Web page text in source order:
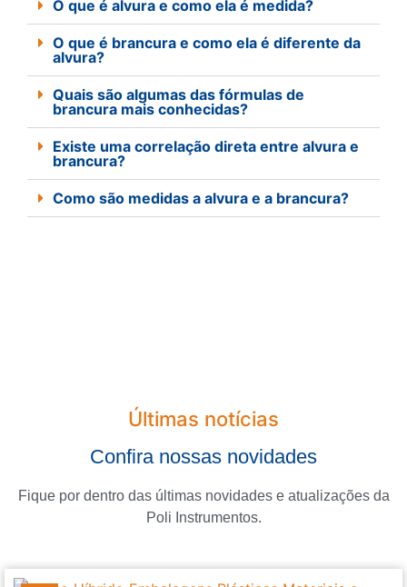
O que é alvura e como ela é medida?
O que é brancura e como ela é diferente da
alvura?
Quais são algumas das fórmulas de
brancura mais conhecidas?
Existe uma correlação direta entre alvura e
brancura?
Como são medidas a alvura e a brancura?
Últimas notícias
Confira nossas novidades
Fique por dentro das últimas novidades e atualizações da
Poli Instrumentos.